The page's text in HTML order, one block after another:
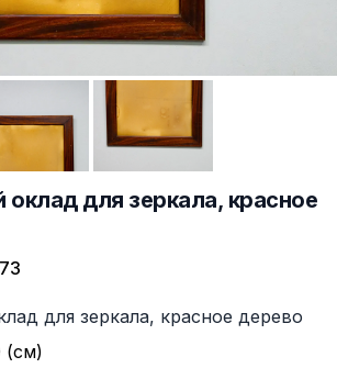
для зеркала, красное
для зеркала, красное дерево
(см)